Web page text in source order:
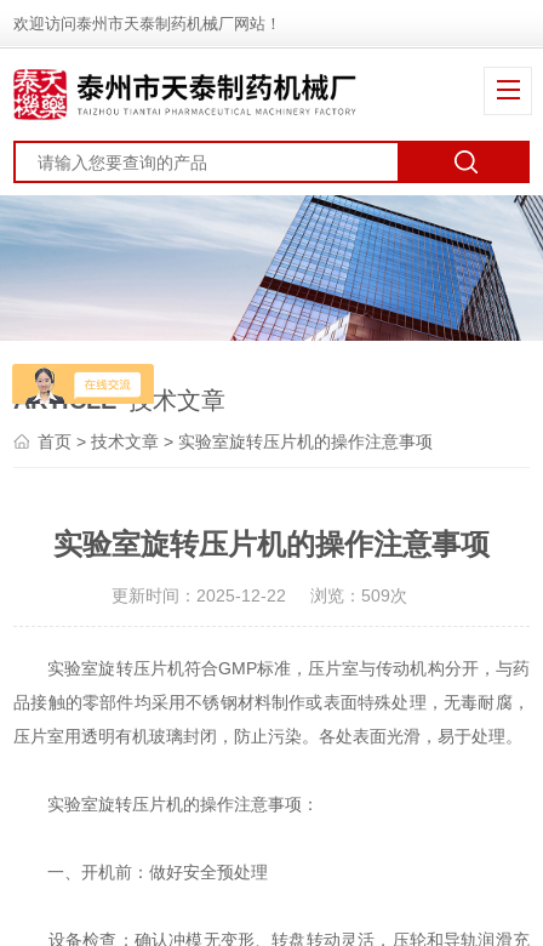
欢迎访问泰州市天泰制药机械厂网站！
ARTICLE 技术文章
首页 >技术文章 > 实验室旋转压片机的操作注意事项
实验室旋转压片机的操作注意事项
更新时间：2025-12-22 浏览：509次
实验室旋转压片机符合GMP标准，压片室与传动机构分开，与药
品接触的零部件均采用不锈钢材料制作或表面特殊处理，无毒耐腐，
压片室用透明有机玻璃封闭，防止污染。各处表面光滑，易于处理。
实验室旋转压片机的操作注意事项：
一、开机前：做好安全预处理
‌设备检查‌：确认冲模无变形、转盘转动灵活，压轮和导轨润滑充